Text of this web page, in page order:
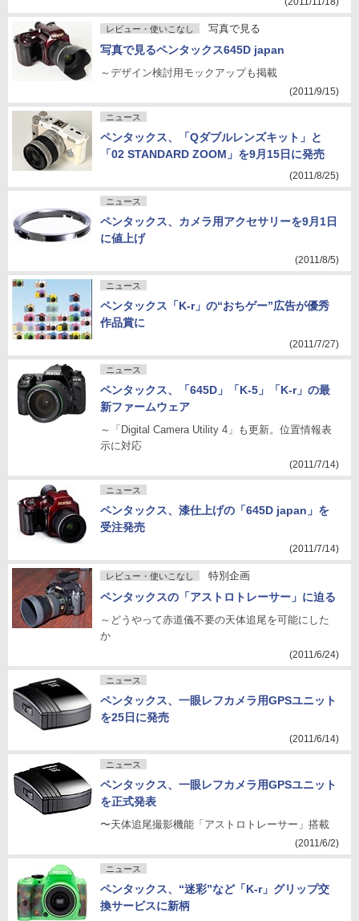
レビュー・使いこなし 写真で見る
写真で見るペンタックス645D japan
～デザイン検討用モックアップも掲載
(2011/9/15)
ニュース
ペンタックス、「Qダブルレンズキット」と
「02 STANDARD ZOOM」を9月15日に発売
(2011/8/25)
ニュース
ペンタックス、カメラ用アクセサリーを9月1日
に値上げ
(2011/8/5)
ニュース
ペンタックス「K-r」の“おちゲー”広告が優秀
作品賞に
(2011/7/27)
ニュース
ペンタックス、「645D」「K-5」「K-r」の最
新ファームウェア
～「Digital Camera Utility 4」も更新。位置情報表
示に対応
(2011/7/14)
ニュース
ペンタックス、漆仕上げの「645D japan」を
受注発売
(2011/7/14)
レビュー・使いこなし 特別企画
ペンタックスの「アストロトレーサー」に迫る
～どうやって赤道儀不要の天体追尾を可能にした
か
(2011/6/24)
ニュース
ペンタックス、一眼レフカメラ用GPSユニット
を25日に発売
(2011/6/14)
ニュース
ペンタックス、一眼レフカメラ用GPSユニット
を正式発表
〜天体追尾撮影機能「アストロトレーサー」搭載
(2011/6/2)
ニュース
ペンタックス、“迷彩”など「K-r」グリップ交
換サービスに新柄